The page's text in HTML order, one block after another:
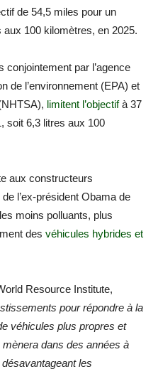
de 54,5 miles pour un
aux 100 kilomètres, en 2025.
conjointement par l’agence
de l’environnement (EPA) et
limitent l’objectifà 37
soit 6,3 litres aux 100
aux constructeurs
l’ex-président Obama de
moins polluants, plus
des véhicules hybrides et
Resource Institute,
pour répondre à la
véhicules plus propres et
dans des années à
les